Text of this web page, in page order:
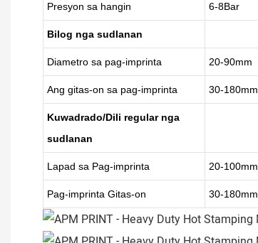
Presyon sa hangin 6-8Bar
Bilog nga sudlanan
Diametro sa pag-imprinta 20-90mm
Ang gitas-on sa pag-imprinta 30-180mm
Kuwadrado/Dili regular nga
sudlanan
Lapad sa Pag-imprinta 20-100mm
Pag-imprinta Gitas-on 30-180mm